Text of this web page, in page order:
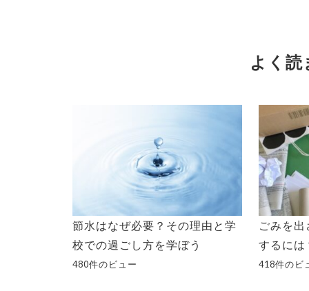
よく読
節水はなぜ必要？その理由と学
校での過ごし方を学ぼう
480件のビュー
ごみを
するに
418件のビ